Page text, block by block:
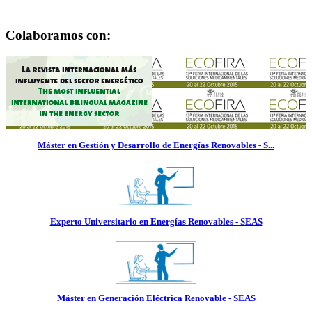
Colaboramos con:
Máster en Gestión y Desarrollo de Energías Renovables - S...
Experto Universitario en Energías Renovables - SEAS
Máster en Generación Eléctrica Renovable - SEAS